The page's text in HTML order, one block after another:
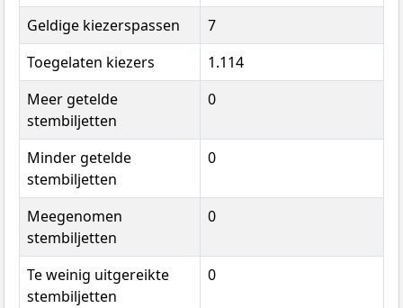
Geldige kiezerspassen
7
Toegelaten kiezers
1.114
Meer getelde
stembiljetten
0
Minder getelde
stembiljetten
0
Meegenomen
stembiljetten
0
Te weinig uitgereikte
stembiljetten
0